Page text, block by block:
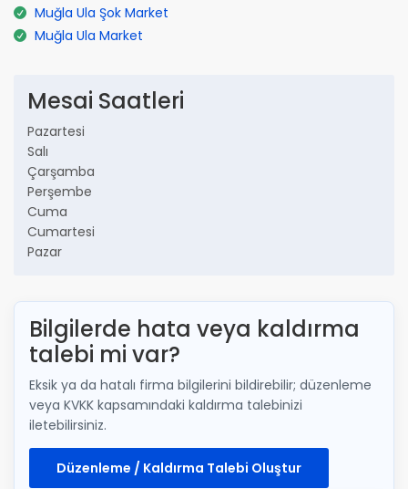
Muğla Ula Şok Market
Muğla Ula Market
Mesai Saatleri
Pazartesi
Salı
Çarşamba
Perşembe
Cuma
Cumartesi
Pazar
Bilgilerde hata veya kaldırma
talebi mi var?
Eksik ya da hatalı firma bilgilerini bildirebilir; düzenleme
veya KVKK kapsamındaki kaldırma talebinizi
iletebilirsiniz.
Düzenleme / Kaldırma Talebi Oluştur